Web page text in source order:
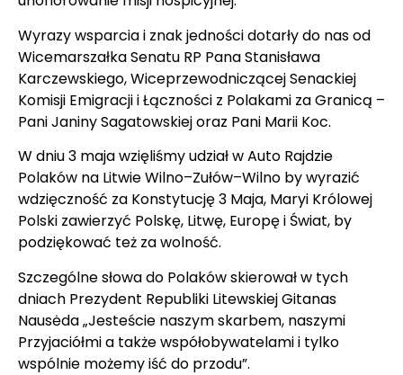
Wyrazy wsparcia i znak jedności dotarły do nas od
Wicemarszałka Senatu RP Pana Stanisława
Karczewskiego, Wiceprzewodniczącej Senackiej
Komisji Emigracji i Łączności z Polakami za Granicą –
Pani Janiny Sagatowskiej oraz Pani Marii Koc.
W dniu 3 maja wzięliśmy udział w Auto Rajdzie
Polaków na Litwie Wilno–Zułów–Wilno by wyrazić
wdzięczność za Konstytucję 3 Maja, Maryi Królowej
Polski zawierzyć Polskę, Litwę, Europę i Świat, by
podziękować też za wolność.
Szczególne słowa do Polaków skierował w tych
dniach Prezydent Republiki Litewskiej Gitanas
Nausėda „Jesteście naszym skarbem, naszymi
Przyjaciółmi a także współobywatelami i tylko
wspólnie możemy iść do przodu”.